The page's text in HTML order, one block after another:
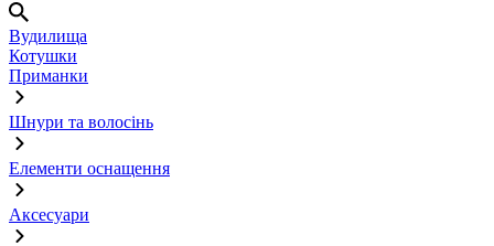
Вудилища
Котушки
Приманки
Шнури та волосінь
Елементи оснащення
Аксесуари